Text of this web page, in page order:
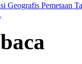
Geografis Pemetaan